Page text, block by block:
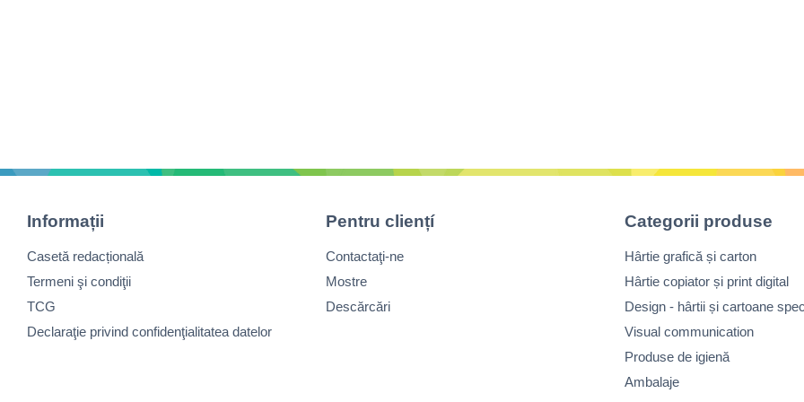
Informații
Casetă redacțională
Termeni şi condiţii
TCG
Declaraţie privind confidenţialitatea datelor
Pentru cliențí
Contactaţi-ne
Mostre
Descărcări
Categorii produse
Hârtie grafică și carton
Hârtie copiator și print digital
Design - hârtii și cartoane
Visual communication
Produse de igienă
Ambalaje